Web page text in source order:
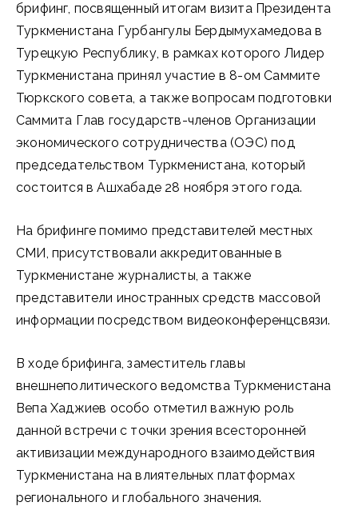
брифинг, посвященный итогам визита Президента
Туркменистана Гурбангулы Бердымухамедова в
Турецкую Республику, в рамках которого Лидер
Туркменистана принял участие в 8-ом Саммите
Тюркского совета, а также вопросам подготовки
Саммита Глав государств-членов Организации
экономического сотрудничества (ОЭС) под
председательством Туркменистана, который
состоится в Ашхабаде 28 ноября этого года.
На брифинге помимо представителей местных
СМИ, присутствовали аккредитованные в
Туркменистане журналисты, а также
представители иностранных средств массовой
информации посредством видеоконференцсвязи.
В ходе брифинга, заместитель главы
внешнеполитического ведомства Туркменистана
Вепа Хаджиев особо отметил важную роль
данной встречи с точки зрения всесторонней
активизации международного взаимодействия
Туркменистана на влиятельных платформах
регионального и глобального значения.